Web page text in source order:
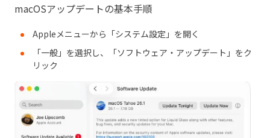
macOSアップデートの基本手順
Appleメニューから「システム設定」を開く
「一般」を選択し、「ソフトウェア・アップデート」をク
リック